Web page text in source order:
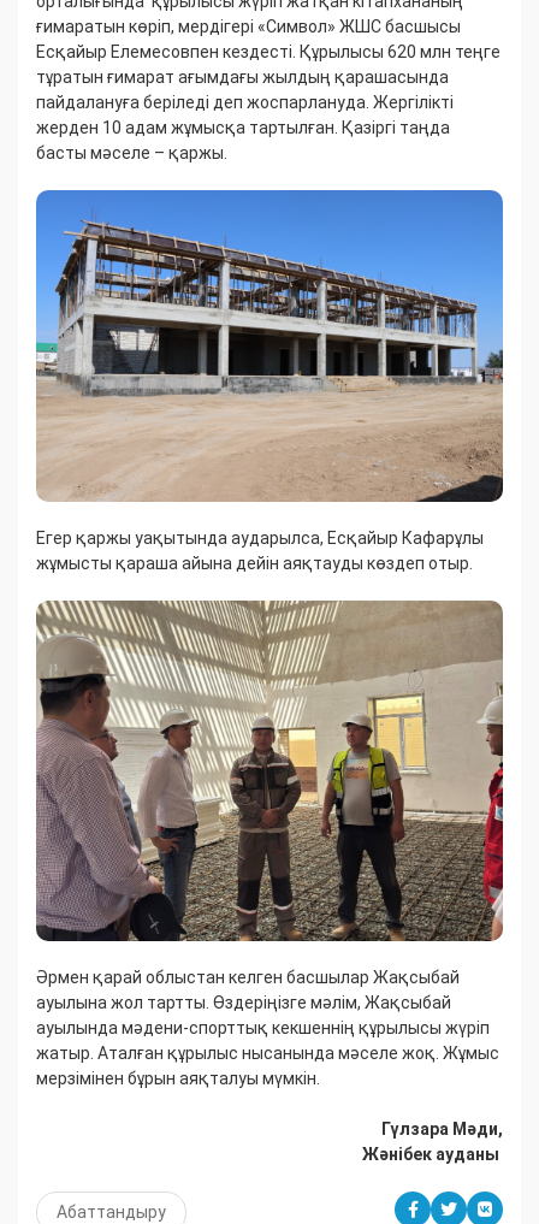
ғимаратын көріп, мердігері «Символ» ЖШС басшысы
Есқайыр Елемесовпен кездесті. Құрылысы 620 млн теңге
тұратын ғимарат ағымдағы жылдың қарашасында
пайдалануға беріледі деп жоспарлануда. Жергілікті
жерден 10 адам жұмысқа тартылған. Қазіргі таңда
басты мәселе – қаржы.
Егер қаржы уақытында аударылса, Есқайыр Кафарұлы
жұмысты қараша айына дейін аяқтауды көздеп отыр.
​Әрмен қарай облыстан келген басшылар Жақсыбай
ауылына жол тартты. Өздеріңізге мәлім, Жақсыбай
ауылында мәдени-спорттық кекшеннің құрылысы жүріп
жатыр. Аталған құрылыс нысанында мәселе жоқ. Жұмыс
мерзімінен бұрын аяқталуы мүмкін.
Гүлзара Мәди,
Жәнібек ауданы
Абаттандыру